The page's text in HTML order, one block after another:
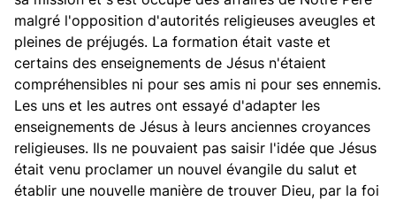
malgré l'opposition d'autorités religieuses aveugles et
pleines de préjugés. La formation était vaste et
certains des enseignements de Jésus n'étaient
compréhensibles ni pour ses amis ni pour ses ennemis.
Les uns et les autres ont essayé d'adapter les
enseignements de Jésus à leurs anciennes croyances
religieuses. Ils ne pouvaient pas saisir l'idée que Jésus
était venu proclamer un nouvel évangile du salut et
établir une nouvelle manière de trouver Dieu, par la foi